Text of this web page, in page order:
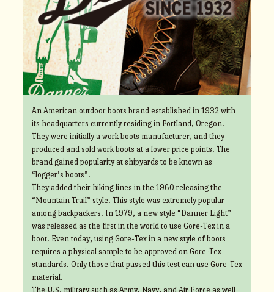
An American outdoor boots brand established in 1932 with
its headquarters currently residing in Portland, Oregon.
They were initially a work boots manufacturer, and they
produced and sold work boots at a lower price points. The
brand gained popularity at shipyards to be known as
“logger’s boots”.
They added their hiking lines in the 1960 releasing the
“Mountain Trail” style. This style was extremely popular
among backpackers. In 1979, a new style “Danner Light”
was released as the first in the world to use Gore-Tex in a
boot. Even today, using Gore-Tex in a new style of boots
requires a physical sample to be approved on Gore-Tex
standards. Only those that passed this test can use Gore-Tex
material.
The U.S. military such as Army, Navy, and Air Force as well